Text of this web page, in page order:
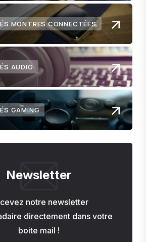
MONTRES CONNECTÉES
AUDIO
GAMING
Newsletter
notre newsletter
directement dans votre
boite mail !